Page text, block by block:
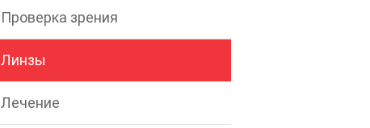
Проверка зрения
Линзы
Лечение